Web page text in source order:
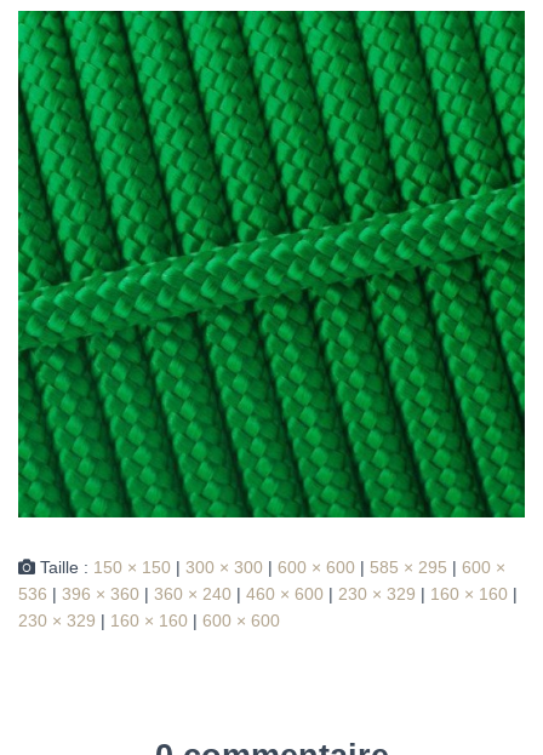
Taille : 150 × 150 | 300 × 300 | 600 × 600 | 585 × 295 | 600 ×
536 | 396 × 360 | 360 × 240 | 460 × 600 | 230 × 329 | 160 × 160 |
230 × 329 | 160 × 160 | 600 × 600